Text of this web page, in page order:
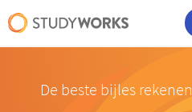
De beste bijles rekenen